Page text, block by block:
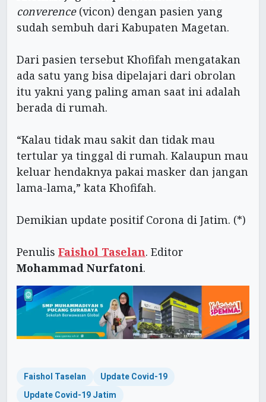
converence(vicon) dengan pasien yang
sudah sembuh dari Kabupaten Magetan.
Dari pasien tersebut Khofifah mengatakan
ada satu yang bisa dipelajari dari obrolan
itu yakni yang paling aman saat ini adalah
berada di rumah.
“Kalau tidak mau sakit dan tidak mau
tertular ya tinggal di rumah. Kalaupun mau
keluar hendaknya pakai masker dan jangan
lama-lama,” kata Khofifah.
Demikian update positif Corona di Jatim. (*)
Penulis Faishol Taselan. Editor
Mohammad Nurfatoni.
Faishol Taselan
Update Covid-19
Update Covid-19 Jatim